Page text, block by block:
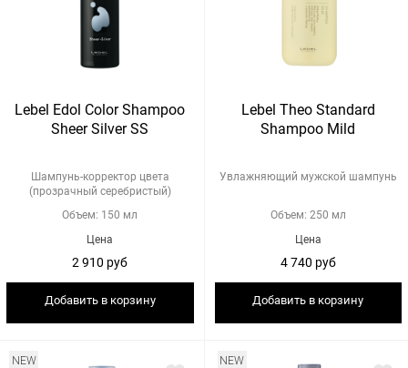
Lebel Edol Color Shampoo
Sheer Silver SS
Шампунь-корректор цвета
(прозрачный серебристый)
Объем: 150 мл
Цена
2 910 руб
Добавить в корзину
Lebel Theo Standard
Shampoo Mild
Увлажняющий мужской шампунь
Объем: 250 мл
Цена
4 740 руб
Добавить в корзину
NEW NEW